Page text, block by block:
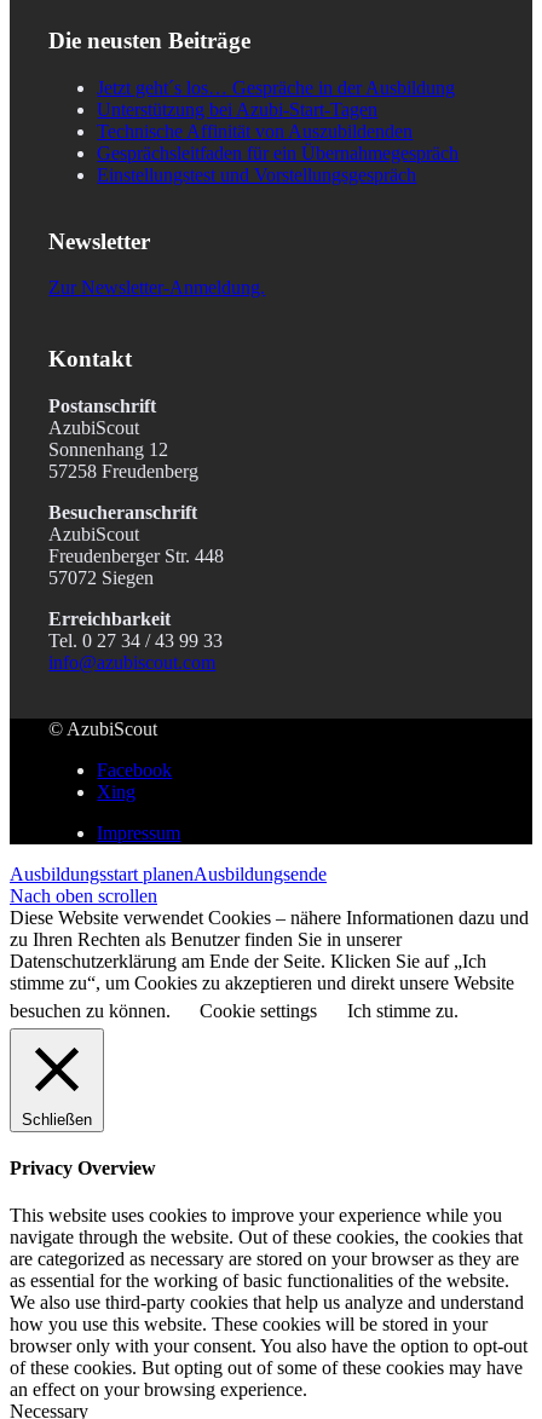
Die neusten Beiträge
Jetzt geht´s los… Gespräche in der Ausbildung
Unterstützung bei Azubi-Start-Tagen
Technische Affinität von Auszubildenden
Gesprächsleitfaden für ein Übernahmegespräch
Einstellungstest und Vorstellungsgespräch
Newsletter
Zur Newsletter-Anmeldung.
Kontakt
Postanschrift
AzubiScout
Sonnenhang 12
57258 Freudenberg
Besucheranschrift
AzubiScout
Freudenberger Str. 448
57072 Siegen
Erreichbarkeit
Tel. 0 27 34 / 43 99 33
info@azubiscout.com
© AzubiScout
Facebook
Xing
Impressum
Ausbildungsstart planenAusbildungsende
Nach oben scrollen
Diese Website verwendet Cookies – nähere Informationen dazu und
zu Ihren Rechten als Benutzer finden Sie in unserer
Datenschutzerklärung am Ende der Seite. Klicken Sie auf „Ich
stimme zu“, um Cookies zu akzeptieren und direkt unsere Website
besuchen zu können.
Cookie settings Ich stimme zu.
Schließen
Privacy Overview
This website uses cookies to improve your experience while you
navigate through the website. Out of these cookies, the cookies that
are categorized as necessary are stored on your browser as they are
as essential for the working of basic functionalities of the website.
We also use third-party cookies that help us analyze and understand
how you use this website. These cookies will be stored in your
browser only with your consent. You also have the option to opt-out
of these cookies. But opting out of some of these cookies may have
an effect on your browsing experience.
Necessary